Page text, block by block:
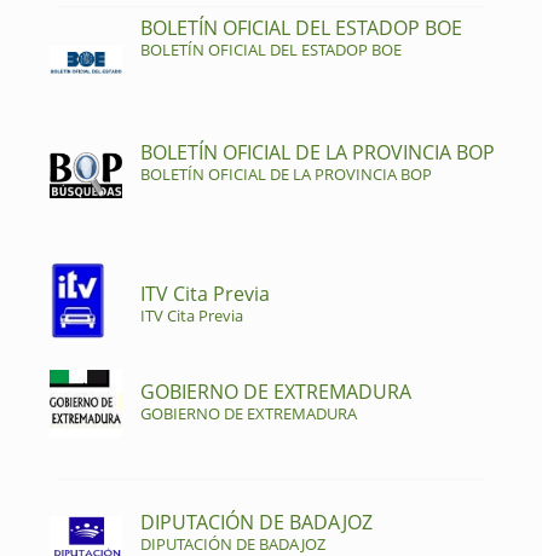
BOLETÍN OFICIAL DEL ESTADOP BOE
BOLETÍN OFICIAL DEL ESTADOP BOE
BOLETÍN OFICIAL DE LA PROVINCIA BOP
BOLETÍN OFICIAL DE LA PROVINCIA BOP
ITV Cita Previa
ITV Cita Previa
GOBIERNO DE EXTREMADURA
GOBIERNO DE EXTREMADURA
DIPUTACIÓN DE BADAJOZ
DIPUTACIÓN DE BADAJOZ